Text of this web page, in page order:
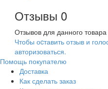
Отзывы 0
Отзывов для данного товара
Чтобы оcтавить отзыв и
авторизоваться.
Помощь покупателю
Доставка
Как сделать заказ